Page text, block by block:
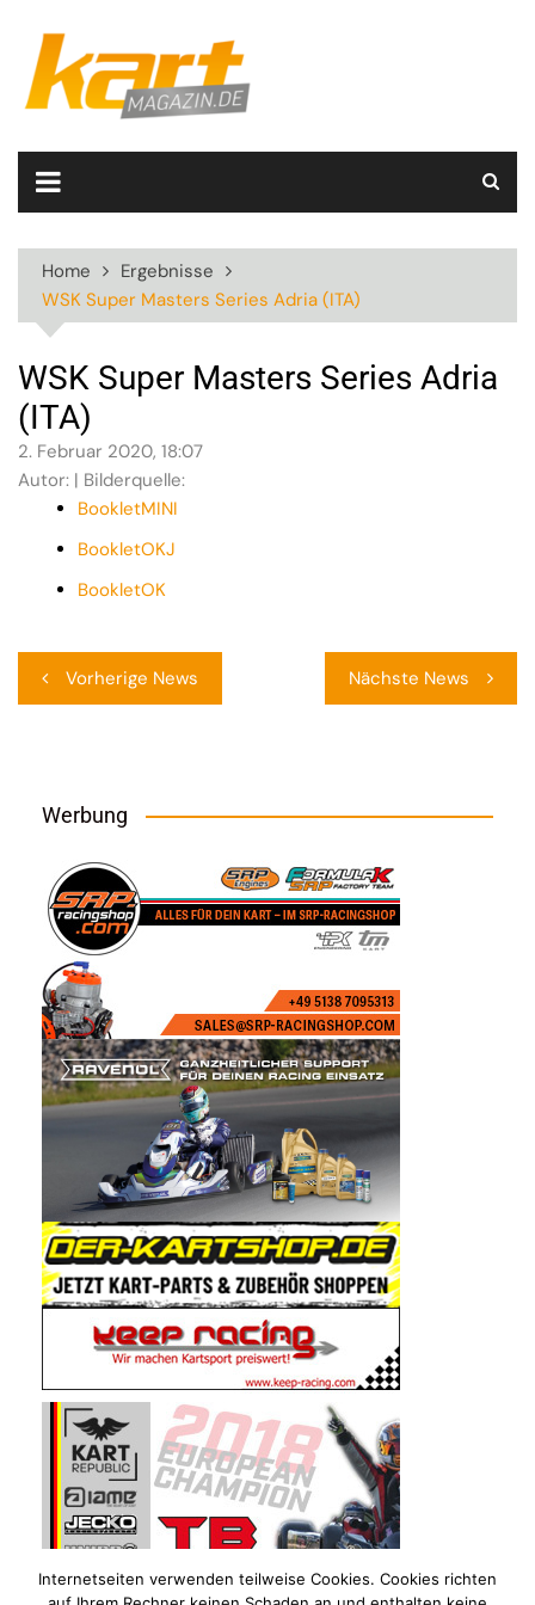
content
Home
Ergebnisse
WSK Super Masters Series Adria (ITA)
WSK Super Masters Series Adria
(ITA)
2. Februar 2020, 18:07
Autor: | Bilderquelle:
BookletMINI
BookletOKJ
BookletOK
Vorherige News Nächste News
Werbung
Internetseiten verwenden teilweise Cookies. Cookies richten